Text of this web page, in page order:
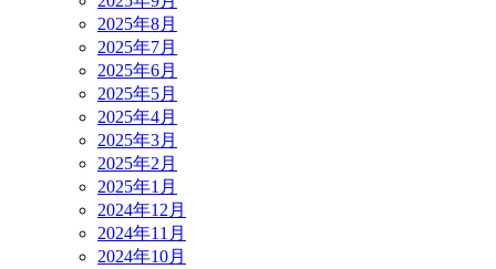
2025年8月
2025年7月
2025年6月
2025年5月
2025年4月
2025年3月
2025年2月
2025年1月
2024年12月
2024年11月
2024年10月